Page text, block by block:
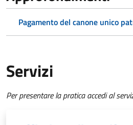
Pagamento del canone unico
Servizi
Per presentare la pratica accedi al